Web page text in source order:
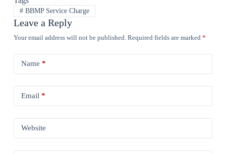
#BBMP Service Charge
Leave a Reply
Your email address will not be published. Required fields are marked *
Name *
Email*
Website